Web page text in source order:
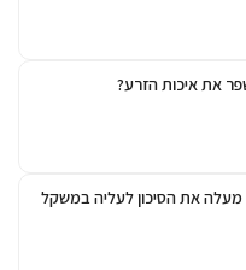
את איכות הזרע?
מעלה את הסיכון לעליה במשקל